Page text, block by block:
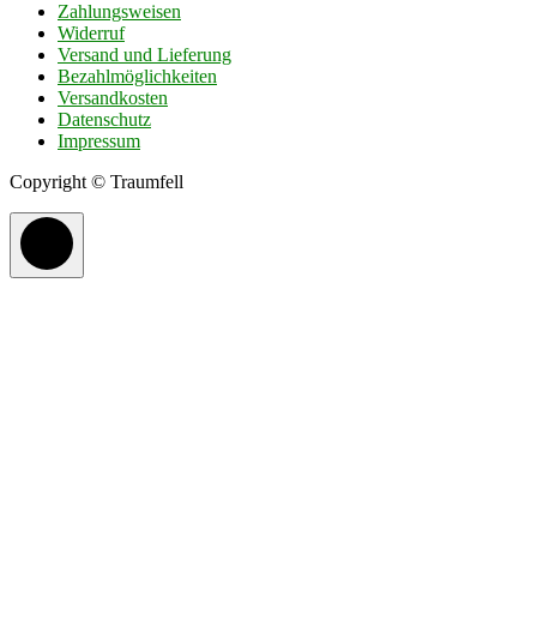
Zahlungsweisen
Widerruf
Versand und Lieferung
Bezahlmöglichkeiten
Versandkosten
Datenschutz
Impressum
Copyright © Traumfell